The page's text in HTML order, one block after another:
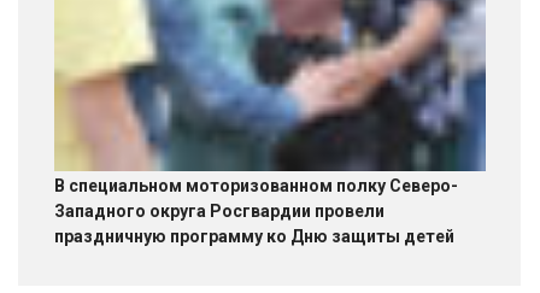
В специальном моторизованном полку Северо-
Западного округа Росгвардии провели
праздничную программу ко Дню защиты детей